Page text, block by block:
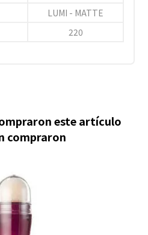
LUMI - MATTE
220
este artículo
compraron